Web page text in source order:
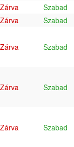
Zárva
Szabad
Zárva
Szabad
Zárva Szabad
Zárva Szabad
Zárva Szabad